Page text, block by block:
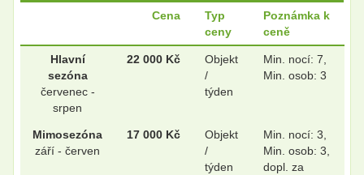
Cena
Typ
ceny
Poznámka k
ceně
Hlavní
sezóna
červenec -
srpen
22 000 Kč
Objekt
/
týden
Min. nocí: 7,
Min. osob: 3
Mimosezóna
září - červen
17 000 Kč
Objekt
/
týden
Min. nocí: 3,
Min. osob: 3,
dopl. za